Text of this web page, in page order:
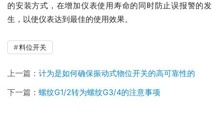
的安装方式，在增加仪表使用寿命的同时防止误报警的发
生，以使仪表达到最佳的使用效果。
料位开关
上一篇： 计为是如何确保振动式物位开关的高可靠性的
下一篇： 螺纹G1/2转为螺纹G3/4的注意事项